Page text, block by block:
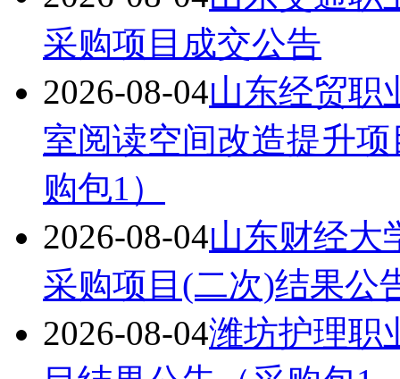
采购项目成交公告
2026-08-04山东经贸职
室阅读空间改造提升
购包1）
2026-08-04
山东财经
采购项目(二次)结果公
2026-08-04潍坊护理职
目结果公告（采购包1